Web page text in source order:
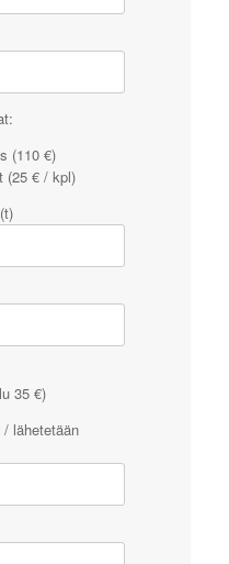
(110 €)
(25 € / kpl)
35 €)
lähetetään